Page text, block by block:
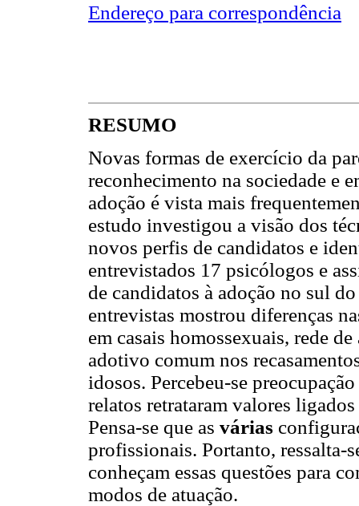
Endereço para correspondência
RESUMO
Novas formas de exercício da
reconhecimento na sociedade e
adoção é vista mais
estudo investigou a visão dos
novos perfis de candidatos e
entrevistados 17 psicólogos e
de candidatos à adoção no sul
entrevistas mostrou diferenças
em casais homossexuais, rede
adotivo comum nos
idosos. Percebeu-se
relatos retrataram valores
Pensa-se que as várias
profissionais. Portanto, ressalta-
conheçam essas questões para
modos de atuação.